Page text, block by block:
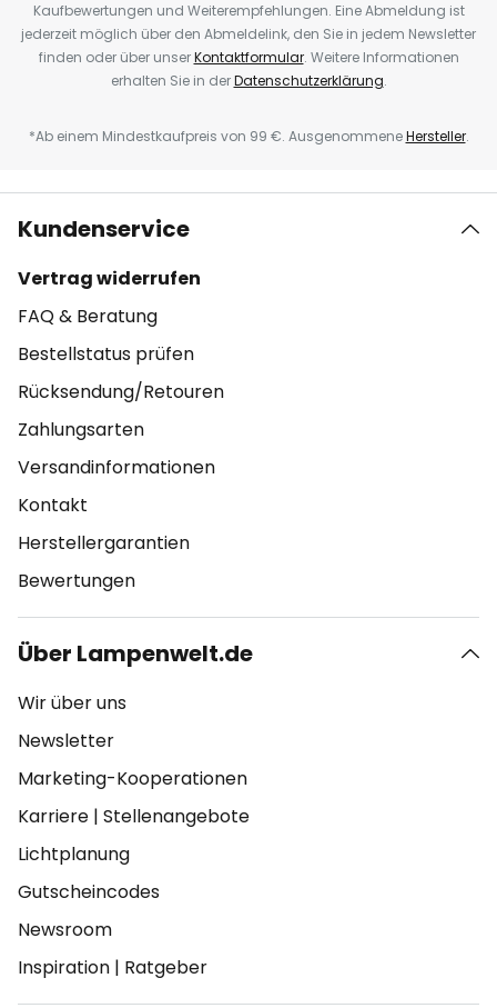
Kaufbewertungen und Weiterempfehlungen. Eine Abmeldung ist
jederzeit möglich über den Abmeldelink, den Sie in jedem Newsletter
finden oder über unserKontaktformular. Weitere Informationen
erhalten Sie in derDatenschutzerklärung.
*Ab einem Mindestkaufpreis von 99 €. AusgenommeneHersteller.
Kundenservice
Vertrag widerrufen
FAQ & Beratung
Bestellstatus prüfen
Rücksendung/Retouren
Zahlungsarten
Versandinformationen
Kontakt
Herstellergarantien
Bewertungen
Über Lampenwelt.de
Wir über uns
Newsletter
Marketing-Kooperationen
Karriere | Stellenangebote
Lichtplanung
Gutscheincodes
Newsroom
Inspiration | Ratgeber